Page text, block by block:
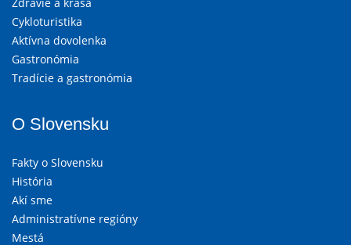
Cykloturistika
Aktívna dovolenka
Gastronómia
Tradície a gastronómia
O Slovensku
Fakty o Slovensku
História
Akí sme
Administratívne regióny
Mestá